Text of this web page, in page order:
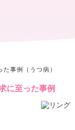
た事例（うつ病）
に至った事例